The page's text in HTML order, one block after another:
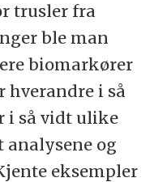
trusler fra
ble man
biomarkører
i så
i så vidt ulike
og
eksempler